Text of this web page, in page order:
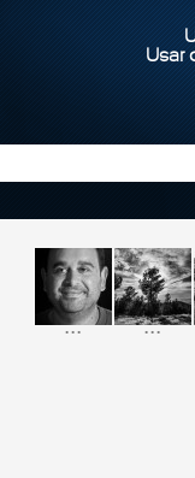
Usar
... ...